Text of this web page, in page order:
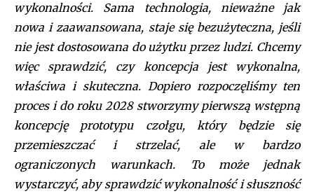
wykonalności. Sama technologia, nieważne jak
nowa i zaawansowana, staje się bezużyteczna, jeśli
nie jest dostosowana do użytku przez ludzi. Chcemy
więc sprawdzić, czy koncepcja jest wykonalna,
właściwa i skuteczna. Dopiero rozpoczęliśmy ten
proces i do roku 2028 stworzymy pierwszą wstępną
koncepcję prototypu czołgu, który będzie się
przemieszczać i strzelać, ale w bardzo
ograniczonych warunkach. To może jednak
wystarczyć, aby sprawdzić wykonalność i słuszność